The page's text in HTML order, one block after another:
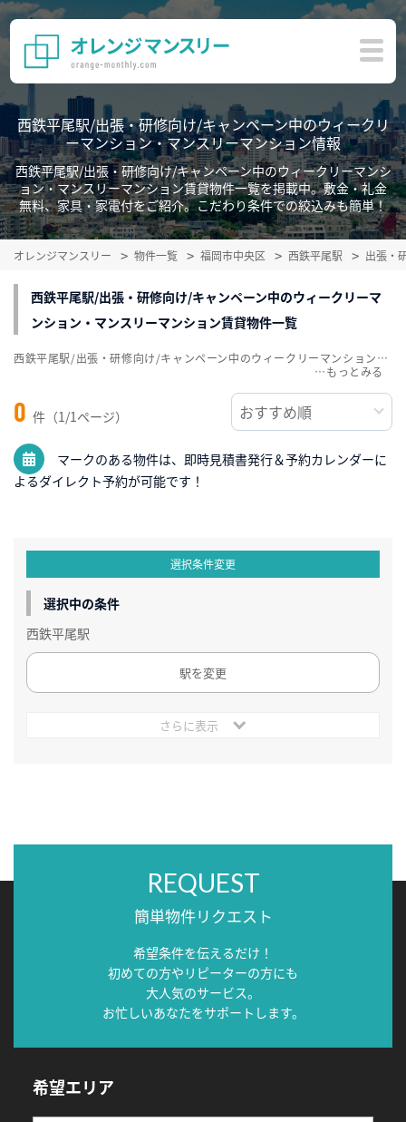
西鉄平尾駅/出張・研修向け/キャンペーン中のウィークリ
ーマンション・マンスリーマンション情報
西鉄平尾駅/出張・研修向け/キャンペーン中のウィークリーマンシ
ョン・マンスリーマンション賃貸物件一覧を掲載中。敷金・礼金
無料、家具・家電付をご紹介。こだわり条件での絞込みも簡単！
オレンジマンスリー 物件一覧 福岡市中央区 西鉄平尾駅 出張・
西鉄平尾駅/出張・研修向け/キャンペーン中のウィークリーマ
ンション・マンスリーマンション賃貸物件一覧
0 件（1/1ページ）
マークのある物件は、即時見積書発行＆予約カレンダーに
よるダイレクト予約が可能です！
西鉄平尾駅/出張・研修向け/キャンペーン中のウィークリーマンション・マンスリーマンション賃貸物件一覧を掲載中。敷金・礼金無料、家具・家電付をご紹介。こだわり条件での絞込みも簡単！
…
選択条件変更
選択中の条件
西鉄平尾駅
駅を変更
さらに表示
REQUEST
簡単物件リクエスト
希望条件を伝えるだけ！
初めての方やリピーターの方にも
大人気のサービス。
お忙しいあなたをサポートします。
希望エリア